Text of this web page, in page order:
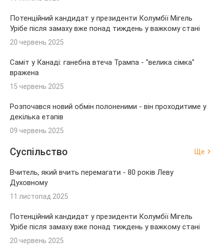
Потенційний кандидат у президенти Колумбії Мігель
Урібе після замаху вже понад тиждень у важкому стані
20 червень 2025
Саміт у Канаді: ганебна втеча Трампа - "велика сімка"
вражена
15 червень 2025
Розпочався новий обмін полоненими - він проходитиме у
декілька етапів
09 червень 2025
Суспільство Ще
Вчитель, який вчить перемагати - 80 років Леву
Духовному
11 листопад 2025
Потенційний кандидат у президенти Колумбії Мігель
Урібе після замаху вже понад тиждень у важкому стані
20 червень 2025